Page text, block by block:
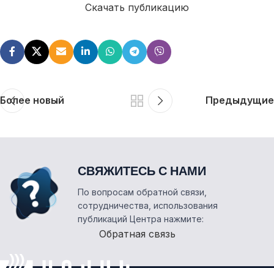
Скачать публикацию
Более новый Предыдущие
СВЯЖИТЕСЬ С НАМИ
По вопросам обратной связи,
сотрудничества, использования
публикаций Центра нажмите:
Обратная связь